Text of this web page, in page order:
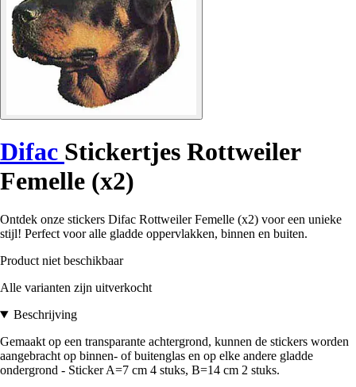
Difac Stickertjes Rottweiler
Femelle (x2)
Ontdek onze stickers Difac Rottweiler Femelle (x2) voor een unieke
stijl! Perfect voor alle gladde oppervlakken, binnen en buiten.
Product niet beschikbaar
Alle varianten zijn uitverkocht
Beschrijving
Gemaakt op een transparante achtergrond, kunnen de stickers worden
aangebracht op binnen- of buitenglas en op elke andere gladde
ondergrond - Sticker A=7 cm 4 stuks, B=14 cm 2 stuks.